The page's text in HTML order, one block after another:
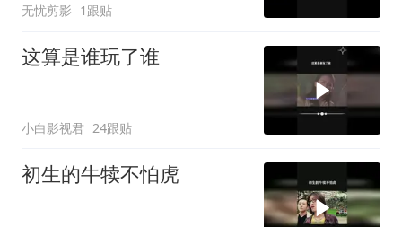
无忧剪影 1跟贴
这算是谁玩了谁
小白影视君 24跟贴
初生的牛犊不怕虎